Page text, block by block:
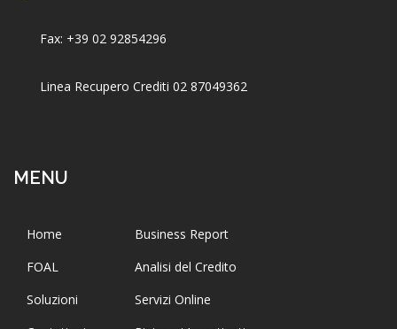
Fax: +39 02 92854296
Linea Recupero Crediti 02 87049362
MENU
Home
FOAL
Soluzioni
Business Report
Analisi del Credito
Servizi Online